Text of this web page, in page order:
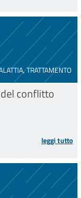
TRATTAMENTO
conflitto
leggi tutto